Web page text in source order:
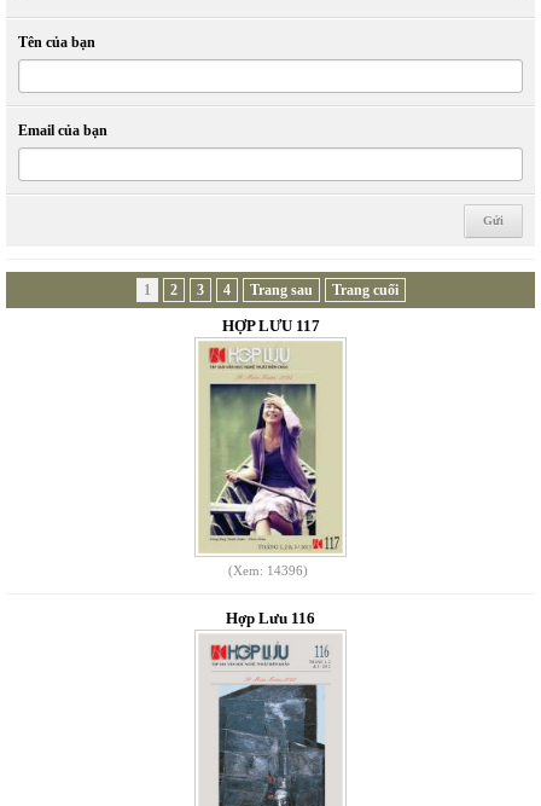
Tên của bạn
Email của bạn
1 2 3 4 Trang sau Trang cuối
HỢP LƯU 117
(Xem: 14396)
Hợp Lưu 116